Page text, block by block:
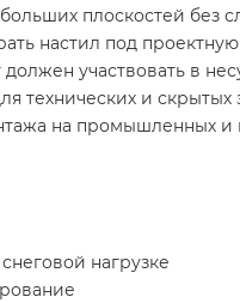
плоскостей без
настил под проектную
участвовать в
технических и скрытых
на промышленных и
нагрузке